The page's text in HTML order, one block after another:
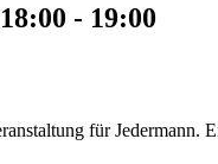
- 19:00
für Jedermann.